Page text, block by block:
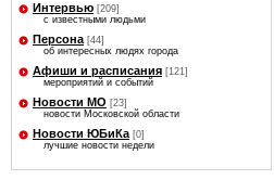
Интервью [209]
с известными людьми
Персона [44]
об интересных людях города
Афиши и расписания [121]
мероприятий и событий
Новости МО [23]
новости Московской области
Новости ЮБиКа [0]
лучшие новости недели